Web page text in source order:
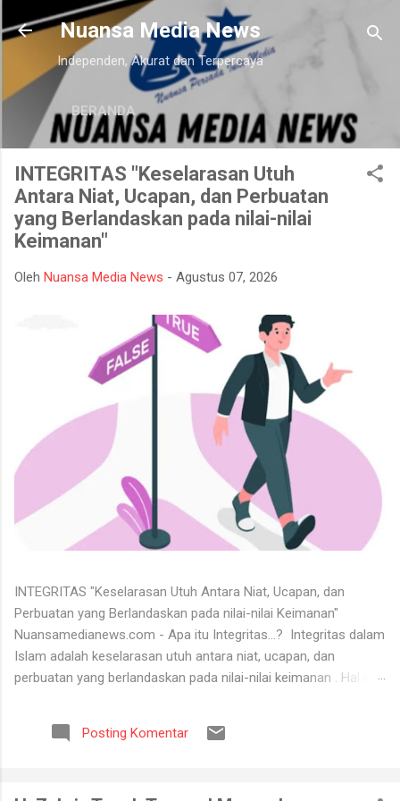
Langsung ke konten utama
Nuansa Media News
Independen, Akurat dan Terpercaya
BERANDA
INTEGRITAS "Keselarasan Utuh
Antara Niat, Ucapan, dan Perbuatan
yang Berlandaskan pada nilai-nilai
Keimanan"
Oleh Nuansa Media News - Agustus 07, 2026
INTEGRITAS "Keselarasan Utuh Antara Niat, Ucapan, dan
Perbuatan yang Berlandaskan pada nilai-nilai Keimanan"
Nuansamedianews.com - Apa itu Integritas...? Integritas dalam
Islam adalah keselarasan utuh antara niat, ucapan, dan
perbuatan yang berlandaskan pada nilai-nilai keimanan . Hal ini
mana seseorang hidup secara konsisten di jalan Allah,
menjunjung tinggi kejujuran, serta dapat dipercaya dalam setiap
Posting Komentar